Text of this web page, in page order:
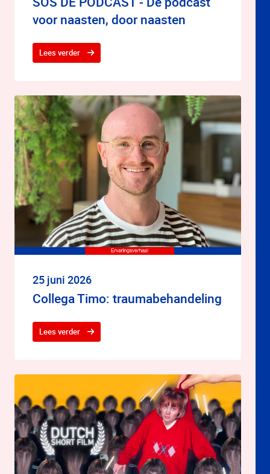
voor naasten, door naasten
Lees verder
25 juni 2026
Collega Timo: traumabehandeling
Lees verder